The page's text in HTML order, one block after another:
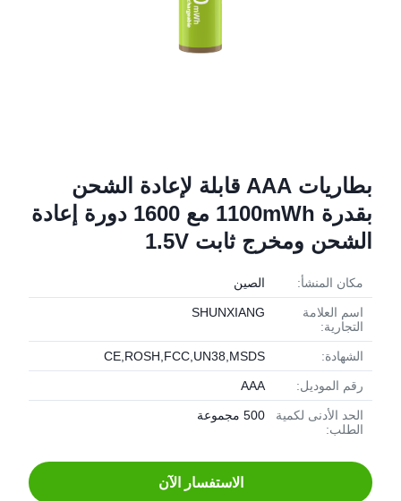
بطاريات AAA قابلة لإعادة الشحن
بقدرة 1100mWh مع 1600 دورة إعادة
الشحن ومخرج ثابت 1.5V
مكان المنشأ: الصين
اسم العلامة
التجارية:
SHUNXIANG
الشهادة: CE,ROSH,FCC,UN38,MSDS
رقم الموديل: AAA
الحد الأدنى لكمية
الطلب:
500 مجموعة
الاستفسار الآن